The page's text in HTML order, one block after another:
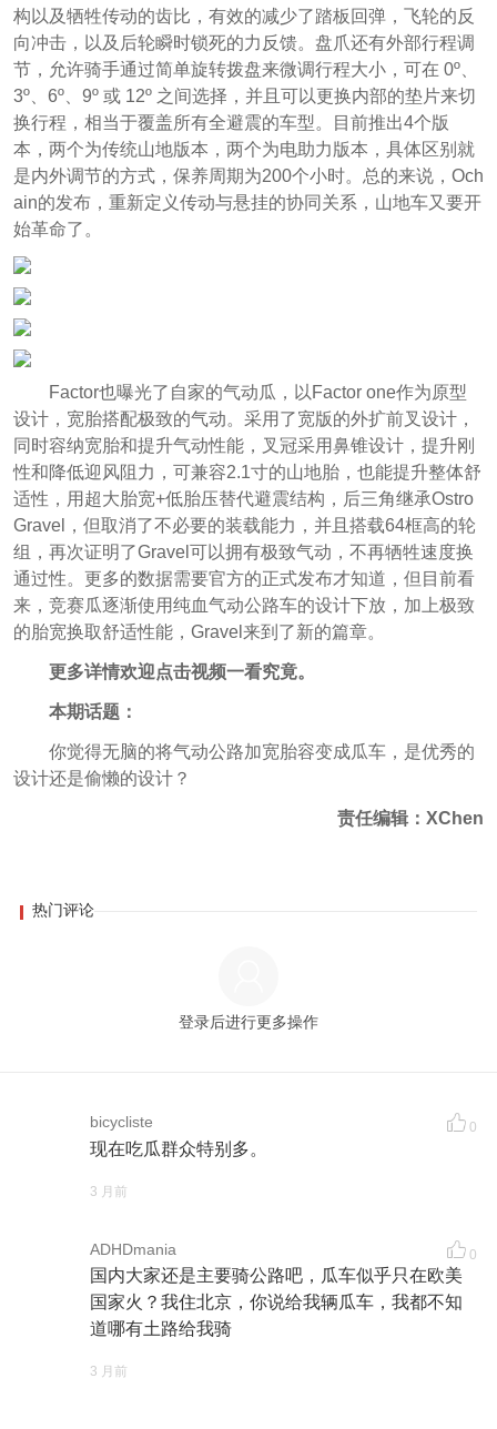
构以及牺牲传动的齿比，有效的减少了踏板回弹，飞轮的反
向冲击，以及后轮瞬时锁死的力反馈。盘爪还有外部行程调
节，允许骑手通过简单旋转拨盘来微调行程大小，可在 0º、
3º、6º、9º 或 12º 之间选择，并且可以更换内部的垫片来切
换行程，相当于覆盖所有全避震的车型。目前推出4个版
本，两个为传统山地版本，两个为电助力版本，具体区别就
是内外调节的方式，保养周期为200个小时。总的来说，Och
ain的发布，重新定义传动与悬挂的协同关系，山地车又要开
始革命了。
Factor也曝光了自家的气动瓜，以Factor one作为原型
设计，宽胎搭配极致的气动。采用了宽版的外扩前叉设计，
同时容纳宽胎和提升气动性能，叉冠采用鼻锥设计，提升刚
性和降低迎风阻力，可兼容2.1寸的山地胎，也能提升整体舒
适性，用超大胎宽+低胎压替代避震结构，后三角继承Ostro
Gravel，但取消了不必要的装载能力，并且搭载64框高的轮
组，再次证明了Gravel可以拥有极致气动，不再牺牲速度换
通过性。更多的数据需要官方的正式发布才知道，但目前看
来，竞赛瓜逐渐使用纯血气动公路车的设计下放，加上极致
的胎宽换取舒适性能，Gravel来到了新的篇章。
更多详情欢迎点击视频一看究竟。
本期话题：
你觉得无脑的将气动公路加宽胎容变成瓜车，是优秀的
设计还是偷懒的设计？
责任编辑：XChen
热门评论
登录后进行更多操作
bicycliste 0
现在吃瓜群众特别多。
3 月前
ADHDmania 0
国内大家还是主要骑公路吧，瓜车似乎只在欧美
国家火？我住北京，你说给我辆瓜车，我都不知
道哪有土路给我骑
3 月前